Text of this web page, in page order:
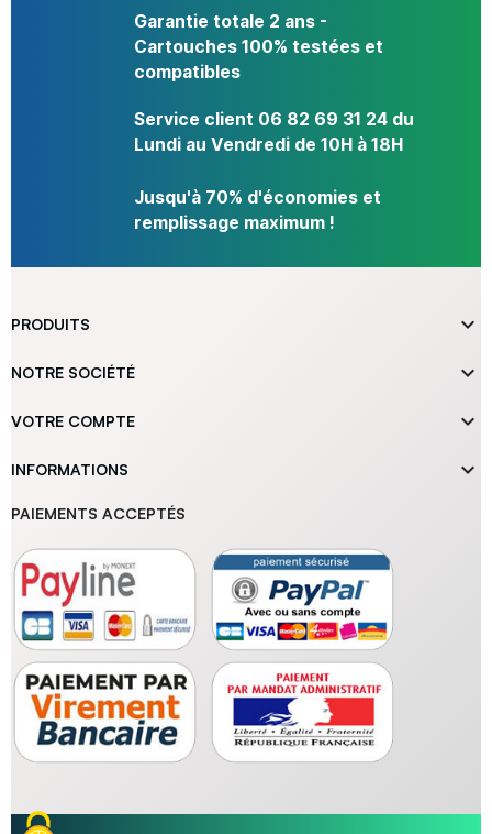
Garantie totale 2 ans -
Cartouches 100% testées et
compatibles
Service client 06 82 69 31 24 du
Lundi au Vendredi de 10H à 18H
Jusqu'à 70% d'économies et
remplissage maximum !
PRODUITS 
NOTRE SOCIÉTÉ 
VOTRE COMPTE 
INFORMATIONS 
PAIEMENTS ACCEPTÉS